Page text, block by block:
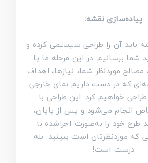
پیاده‌سازی نقشه:
باید آن‌ را طراحی سیستمی کرده و
شما برسانیم. در این مرحله ما با
موردنظر شما، نیازها، اهداف
که در دست داریم نمای خارجی
خواهیم کرد. این طراحی با
انجام می‌شود و پس از پایان،
طرح خود را به‌صورت اجراشده با
که موردنظرتان است ببینید. بله
درست است!